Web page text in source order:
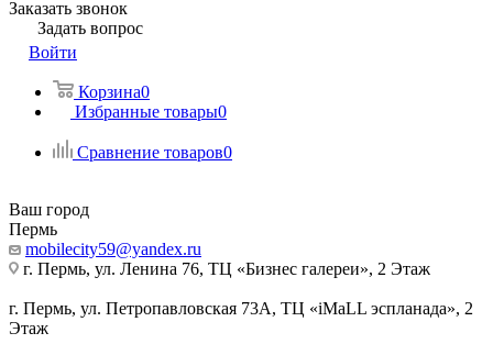
Заказать звонок
Задать вопрос
Войти
Корзина0
Избранные товары0
Сравнение товаров0
Ваш город
Пермь
mobilecity59@yandex.ru
г. Пермь, ул. Ленина 76, ТЦ «Бизнес галереи», 2 Этаж
г. Пермь, ул. Петропавловская 73А, ТЦ «iMaLL эспланада», 2
Этаж